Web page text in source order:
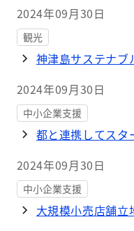
2024年09月30日
観光
神津島サステナブ
2024年09月30日
中小企業支援
都と連携してスタ
2024年09月30日
中小企業支援
大規模小売店舗立